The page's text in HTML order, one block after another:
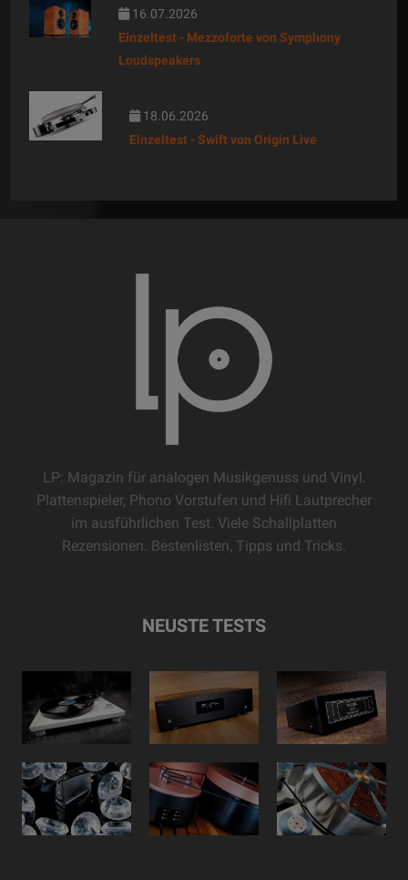
16.07.2026
Einzeltest - Mezzoforte von Symphony
Loudspeakers
18.06.2026
Einzeltest - Swift von Origin Live
LP: Magazin für analogen Musikgenuss und Vinyl.
Plattenspieler, Phono Vorstufen und Hifi Lautprecher
im ausführlichen Test. Viele Schallplatten
Rezensionen. Bestenlisten, Tipps und Tricks.
NEUSTE TESTS